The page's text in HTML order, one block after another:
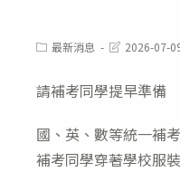
Post最新消息
Post2026-07-
請補考同學提早準備
國、英、數等統一補
補考同學穿著學校服